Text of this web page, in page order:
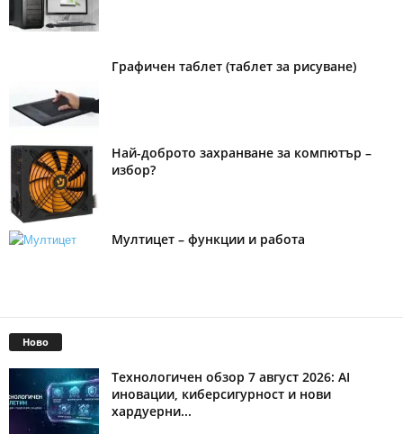
Графичен таблет (таблет за рисуване)
Най-доброто захранване за компютър –
избор?
Мултицет – функции и работа
Ново
Технологичен обзор 7 август 2026: AI
иновации, киберсигурност и нови
хардуерни...